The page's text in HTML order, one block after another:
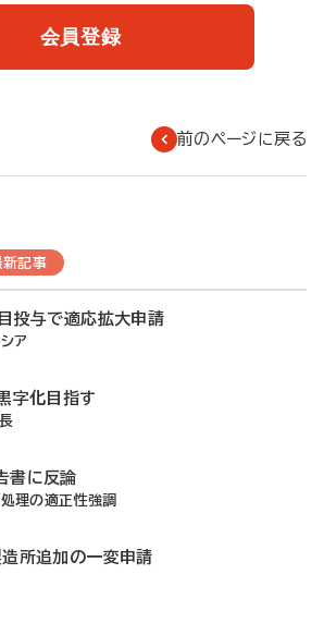
会員登録
前のページに戻る
新記事
投与で適応拡大申請
ア
字化目指す
書に反論
理の適正性強調
造所追加の一変申請